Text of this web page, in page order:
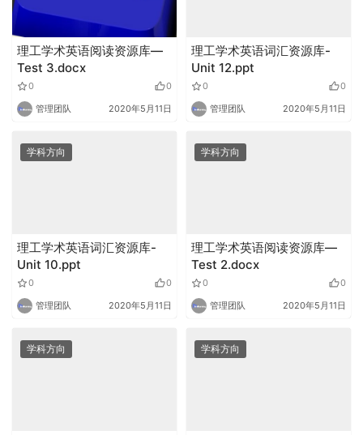
理工学术英语阅读资源库—
Test 3.docx
0 0
管理团队 2020年5月11日
理工学术英语词汇资源库-
Unit 12.ppt
0 0
管理团队 2020年5月11日
学科方向
理工学术英语词汇资源库-
Unit 10.ppt
0 0
管理团队 2020年5月11日
学科方向
理工学术英语阅读资源库—
Test 2.docx
0 0
管理团队 2020年5月11日
学科方向 学科方向